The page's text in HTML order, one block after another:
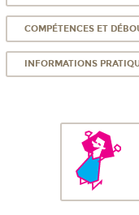
COMPÉTENCES ET
INFORMATIONS